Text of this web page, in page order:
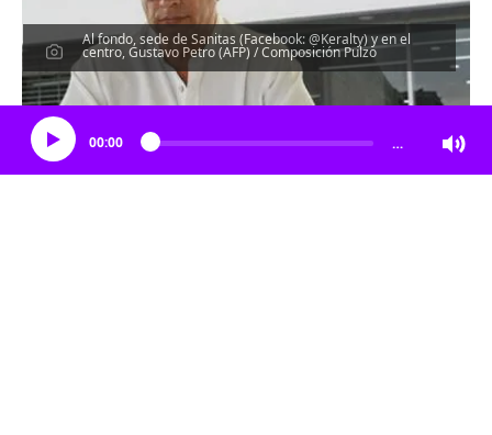
Al fondo, sede de Sanitas (Facebook: @Keralty) y en el
centro, Gustavo Petro (AFP) / Composición Pulzo
Escucha el artículo
00:00 …